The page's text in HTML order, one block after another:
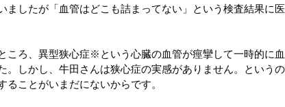
ましたが「血管はどこも詰まってない」という検査結果に医
ころ、異型狭心症※という心臓の血管が痙攣して一時的に血
。しかし、牛田さんは狭心症の実感がありません。というの
ことがいまだにないからです。